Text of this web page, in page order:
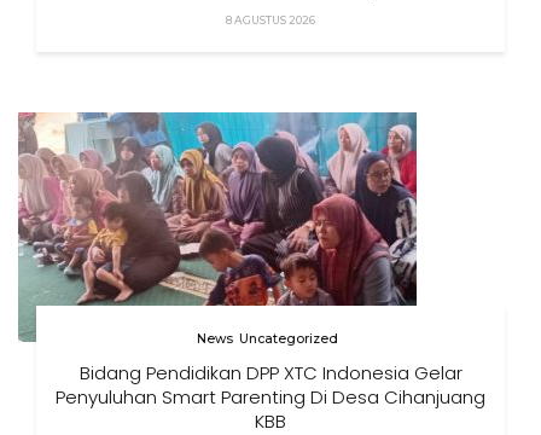
8 AGUSTUS 2026
News Uncategorized
Bidang Pendidikan DPP XTC Indonesia Gelar
Penyuluhan Smart Parenting Di Desa Cihanjuang
KBB